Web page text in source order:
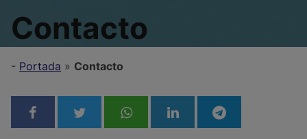
Contacto
- Portada » Contacto